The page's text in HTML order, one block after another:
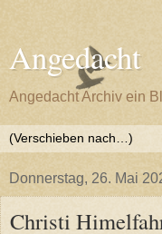
Angedacht
Angedacht Archiv ein
Donnerstag, 26. Mai
Christi